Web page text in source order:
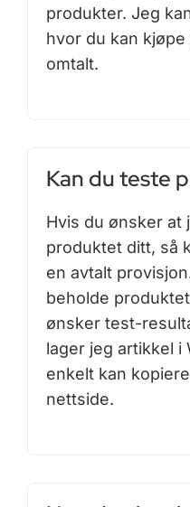
produkter. Jeg
hvor du kan
omtalt.
Kan du teste
Hvis du ønsker at
produktet ditt, så
en avtalt
beholde
ønsker test-
lager jeg artikkel i
enkelt kan
nettside.